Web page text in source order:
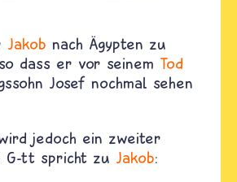
Jakob nach Ägypten zu
dass er vor seinem Tod
Josef nochmal sehen
jedoch ein zweiter
G-tt spricht zu Jakob: